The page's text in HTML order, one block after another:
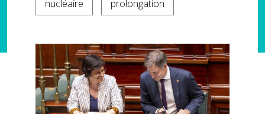
nucléaire prolongation